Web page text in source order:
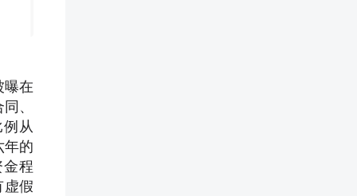
在
、
从
年的
程
虚假